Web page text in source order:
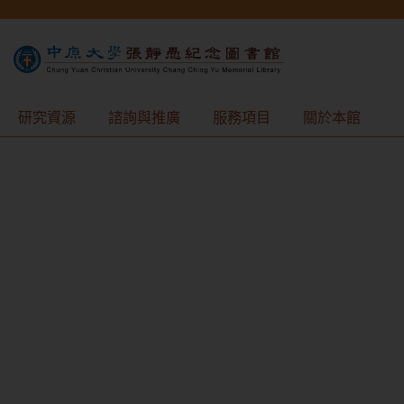
研究資源 諮詢與推廣 服務項目 關於本館